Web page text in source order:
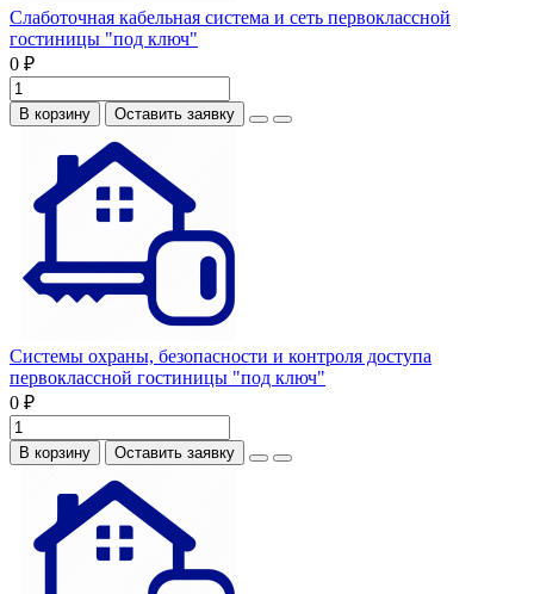
Слаботочная кабельная система и сеть первоклассной
гостиницы "под ключ"
0 ₽
В корзину Оставить заявку
Системы охраны, безопасности и контроля доступа
первоклассной гостиницы "под ключ"
0 ₽
В корзину Оставить заявку